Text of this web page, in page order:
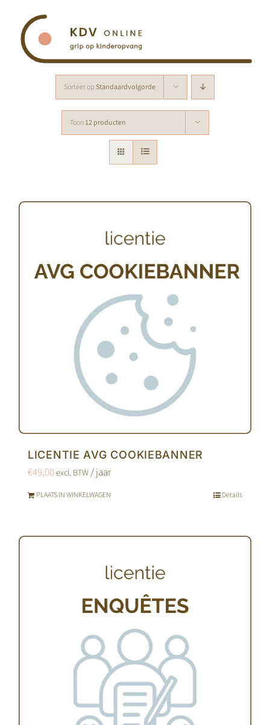
inhoud
Sorteer op Standaardvolgorde
Toon12 producten
LICENTIE AVG COOKIEBANNER
€49,00excl. BTW/ jaar
PLAATS IN WINKELWAGEN Details